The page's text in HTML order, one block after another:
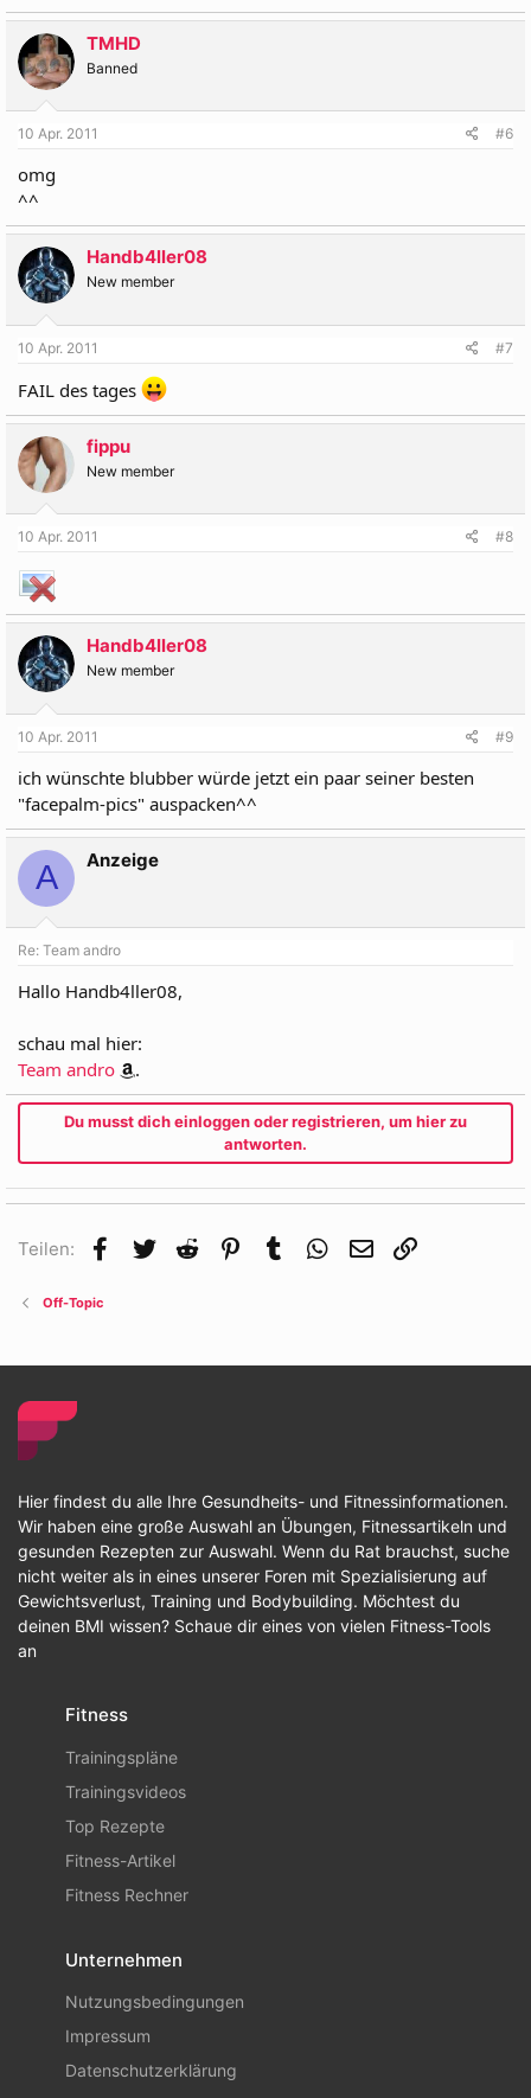
TMHD
Banned
10 Apr. 2011 #6
omg
^^
Handb4ller08
New member
10 Apr. 2011 #7
FAIL des tages
fippu
New member
10 Apr. 2011 #8
Handb4ller08
New member
10 Apr. 2011 #9
ich wünschte blubber würde jetzt ein paar seiner besten
"facepalm-pics" auspacken^^
A Anzeige
Re: Team andro
Hallo Handb4ller08,
schau mal hier:
Team andro
.
Du musst dich einloggen oder registrieren, um hier zu
antworten.
Teilen: Facebook
Twitter Reddit Pinterest
Tumblr WhatsApp
E-Mail
Off-Topic
Hier findest du alle Ihre Gesundheits- und Fitnessinformationen.
Wir haben eine große Auswahl an Übungen, Fitnessartikeln und
gesunden Rezepten zur Auswahl. Wenn du Rat brauchst, suche
nicht weiter als in eines unserer Foren mit Spezialisierung auf
Gewichtsverlust, Training und Bodybuilding. Möchtest du
deinen BMI wissen? Schaue dir eines von vielen Fitness-Tools
an
Fitness
Trainingspläne
Trainingsvideos
Top Rezepte
Fitness-Artikel
Fitness Rechner
Unternehmen
Nutzungsbedingungen
Impressum
Datenschutzerklärung